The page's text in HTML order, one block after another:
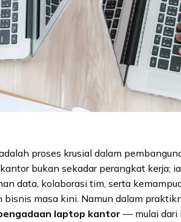
proses krusial dalam
bukan sekadar perangkat kerja;
data, kolaborasi tim, serta
masa kini. Namun dalam
laptop kantor — mulai dari